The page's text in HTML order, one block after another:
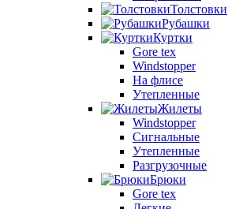
Толстовки
Рубашки
Куртки
Gore tex
Windstopper
На флисе
Утепленные
Жилеты
Windstopper
Сигнальные
Утепленные
Разгрузочные
Брюки
Gore tex